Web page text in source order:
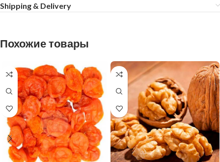
Shipping & Delivery
Похожие товары